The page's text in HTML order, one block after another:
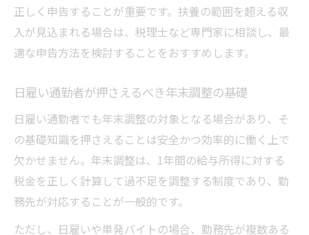
正しく申告することが重要です。扶養の範囲を超える収
入が見込まれる場合は、税理士など専門家に相談し、最
適な申告方法を検討することをおすすめします。
日雇い通勤者が押さえるべき年末調整の基礎
日雇い通勤者でも年末調整の対象となる場合があり、そ
の基礎知識を押さえることは安全かつ効率的に働く上で
欠かせません。年末調整は、1年間の給与所得に対する
税金を正しく計算して過不足を調整する制度であり、勤
務先が対応することが一般的です。
ただし、日雇いや単発バイトの場合、勤務先が複数ある